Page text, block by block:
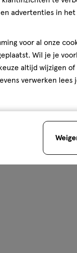
advertenties in het
voor al onze
Wil je je
altijd wijzigen
verwerken lees